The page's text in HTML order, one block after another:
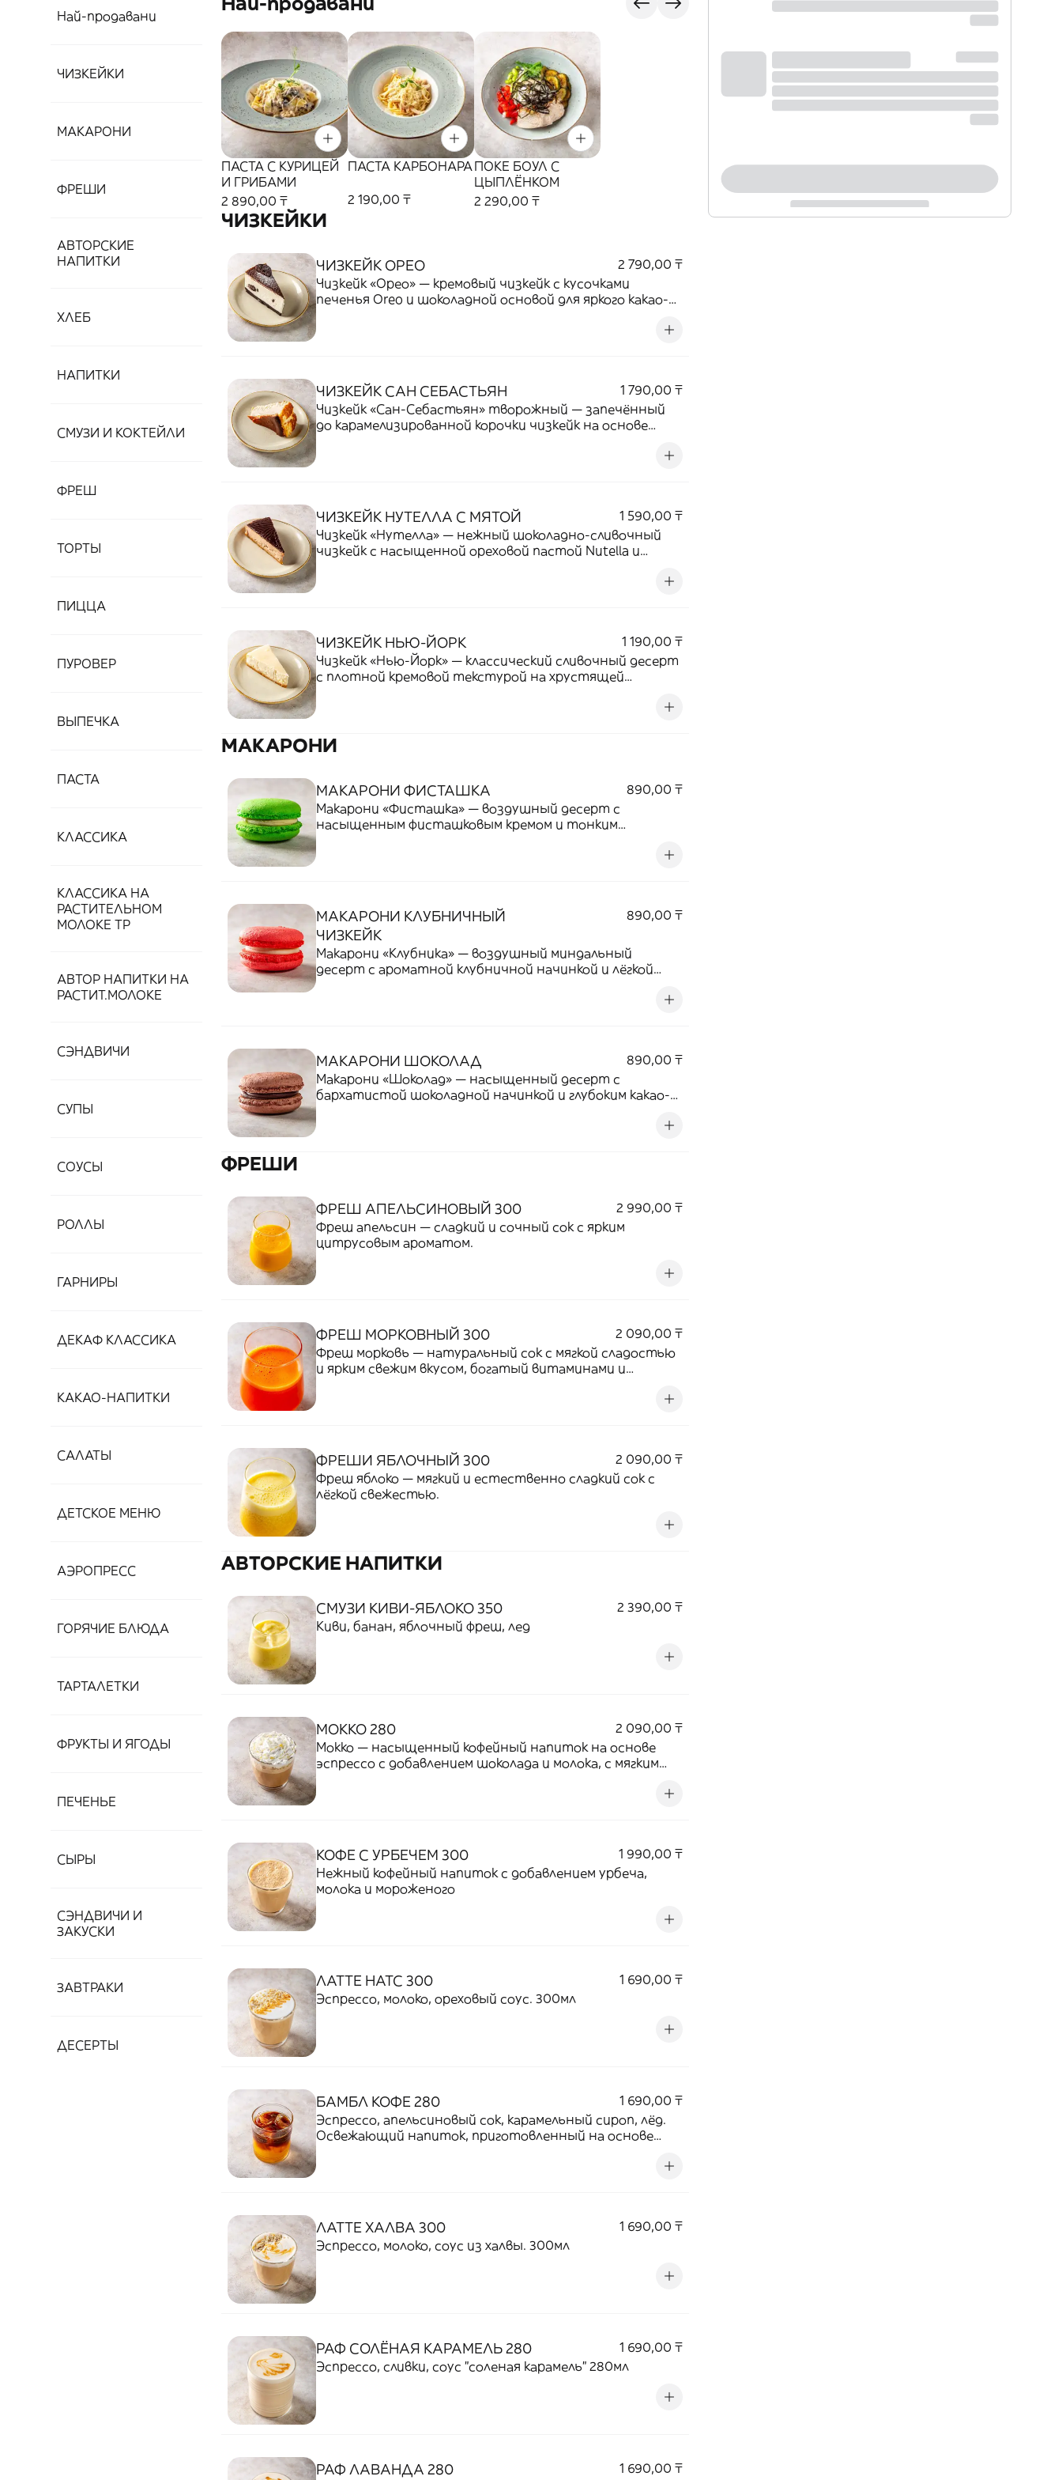
Най-продавани
ЧИЗКЕЙКИ
МАКАРОНИ
ФРЕШИ
АВТОРСКИЕ
НАПИТКИ
ХЛЕБ
НАПИТКИ
СМУЗИ И КОКТЕЙЛИ
ФРЕШ
ТОРТЫ
ПИЦЦА
ПУРОВЕР
ВЫПЕЧКА
ПАСТА
КЛАССИКА
КЛАССИКА НА
РАСТИТЕЛЬНОМ
МОЛОКЕ ТР
АВТОР НАПИТКИ НА
РАСТИТ.МОЛОКЕ
СЭНДВИЧИ
СУПЫ
СОУСЫ
РОЛЛЫ
ГАРНИРЫ
ДЕКАФ КЛАССИКА
КАКАО-НАПИТКИ
САЛАТЫ
ДЕТСКОЕ МЕНЮ
АЭРОПРЕСС
ГОРЯЧИЕ БЛЮДА
ТАРТАЛЕТКИ
ФРУКТЫ И ЯГОДЫ
ПЕЧЕНЬЕ
СЫРЫ
СЭНДВИЧИ И
ЗАКУСКИ
ЗАВТРАКИ
ДЕСЕРТЫ
ПАСТА С КУРИЦЕЙ
И ГРИБАМИ
2 890,00 ₸
ПАСТА КАРБОНАРА
2 190,00 ₸
ПОКЕ БОУЛ С
ЦЫПЛЁНКОМ
2 290,00 ₸
ЧИЗКЕЙКИ
ЧИЗКЕЙК ОРЕО
2 790,00 ₸
Чизкейк «Орео» — кремовый чизкейк с кусочками
печенья Oreo и шоколадной основой для яркого какао-
ЧИЗКЕЙК САН СЕБАСТЬЯН
1 790,00 ₸
Чизкейк «Сан-Себастьян» творожный — запечённый
до карамелизированной корочки чизкейк на основе
ЧИЗКЕЙК НУТЕЛЛА С МЯТОЙ
1 590,00 ₸
Чизкейк «Нутелла» — нежный шоколадно-сливочный
чизкейк с насыщенной ореховой пастой Nutella и
ЧИЗКЕЙК НЬЮ-ЙОРК
1 190,00 ₸
Чизкейк «Нью-Йорк» — классический сливочный десерт
с плотной кремовой текстурой на хрустящей
МАКАРОНИ
МАКАРОНИ ФИСТАШКА
890,00 ₸
Макарони «Фисташка» — воздушный десерт с
насыщенным фисташковым кремом и тонким
МАКАРОНИ КЛУБНИЧНЫЙ
ЧИЗКЕЙК
890,00 ₸
Макарони «Клубника» — воздушный миндальный
десерт с ароматной клубничной начинкой и лёгкой
МАКАРОНИ ШОКОЛАД
890,00 ₸
Макарони «Шоколад» — насыщенный десерт с
бархатистой шоколадной начинкой и глубоким какао-
ФРЕШИ
ФРЕШ АПЕЛЬСИНОВЫЙ 300
2 990,00 ₸
Фреш апельсин — сладкий и сочный сок с ярким
цитрусовым ароматом.
ФРЕШ МОРКОВНЫЙ 300
2 090,00 ₸
Фреш морковь — натуральный сок с мягкой сладостью
и ярким свежим вкусом, богатый витаминами и
ФРЕШИ ЯБЛОЧНЫЙ 300
2 090,00 ₸
Фреш яблоко — мягкий и естественно сладкий сок с
лёгкой свежестью.
АВТОРСКИЕ НАПИТКИ
СМУЗИ КИВИ-ЯБЛОКО 350
2 390,00 ₸
Киви, банан, яблочный фреш, лед
МОККО 280
2 090,00 ₸
Мокко — насыщенный кофейный напиток на основе
эспрессо с добавлением шоколада и молока, с мягким
КОФЕ С УРБЕЧЕМ 300
1 990,00 ₸
Нежный кофейный напиток с добавлением урбеча,
молока и мороженого
ЛАТТЕ НАТС 300
1 690,00 ₸
Эспрессо, молоко, ореховый соус. 300мл
БАМБЛ КОФЕ 280
1 690,00 ₸
Эспрессо, апельсиновый сок, карамельный сироп, лёд.
Освежающий напиток, приготовленный на основе
ЛАТТЕ ХАЛВА 300
1 690,00 ₸
Эспрессо, молоко, соус из халвы. 300мл
РАФ СОЛЁНАЯ КАРАМЕЛЬ 280
1 690,00 ₸
Эспрессо, сливки, соус "соленая карамель" 280мл
РАФ ЛАВАНДА 280
1 690,00 ₸